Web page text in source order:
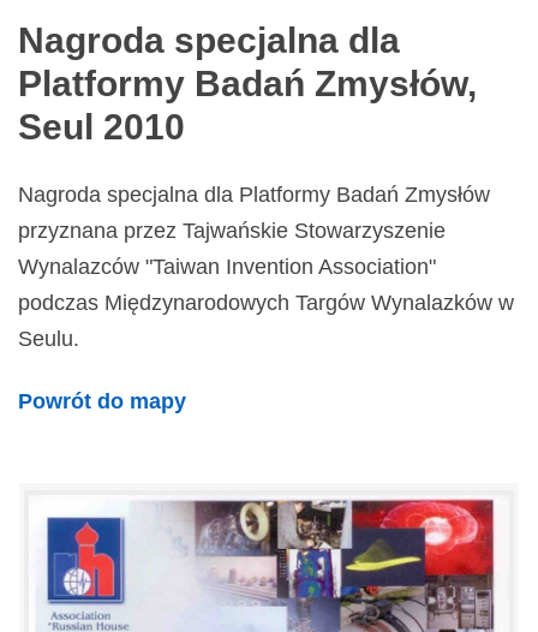
Nagroda specjalna dla
Platformy Badań Zmysłów,
Seul 2010
Nagroda specjalna dla Platformy Badań Zmysłów
przyznana przez Tajwańskie Stowarzyszenie
Wynalazców "Taiwan Invention Association"
podczas Międzynarodowych Targów Wynalazków w
Seulu.
Powrót do mapy